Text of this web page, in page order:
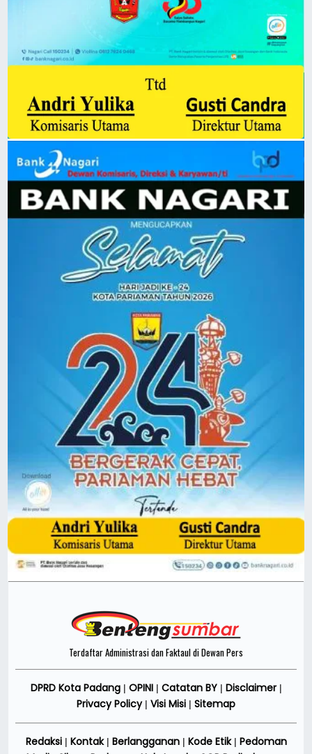
Terdaftar Administrasi dan Faktaul di Dewan Pers
DPRD Kota Padang| OPINI Catatan BY| Disclaimer|
Privacy Policy| Visi Misi Sitemap
Redaksi| Kontak| Berlangganan| Kode Etik| Pedoman